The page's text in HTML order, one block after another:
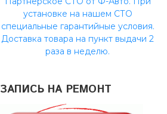
установке на нашем СТО
специальные гарантийные условия.
Доставка товара на пункт выдачи 2
раза в неделю.
ЗАПИСЬ НА РЕМОНТ